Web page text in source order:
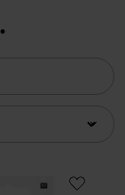
mit Nadel